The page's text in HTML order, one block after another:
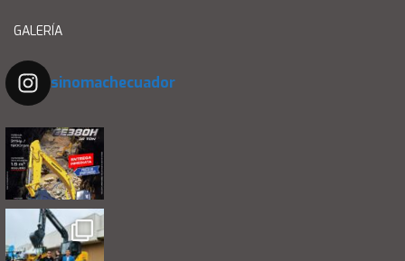
GALERÍA
sinomachecuador